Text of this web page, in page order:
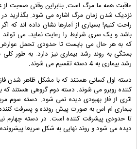
عاقبت همه ما مرگ است. بنابراین وقتی صحبت از
نزدیک شدن زمان مرگ اشاره می شود. بگذارید در
راحت کنیم! بسیاری از آمارها نشان داده اند که
باشد و یک سری شرایط را رعایت نماید، می تواند
که به هر حال می بایست تا حدودی تحمل
بستگی به روند رشد بیماری نیز دارد. به طور
رشد بیماری به 4 دسته تقسیم می شوند.
دسته اول کسانی هستند که با مشکل ظاهر شدن
کننده روبرو می شوند. دسته دوم گروهی هستند که
اثری از فاز بهبودی دیده نمی شود. دسته سوم
بیماری ام اس به صورت پیش رونده و پسرفت
تا حدودی پیشرفت کننده است. در دسته چهارم
دیده می شود و روند نهایی به شکل سریعا